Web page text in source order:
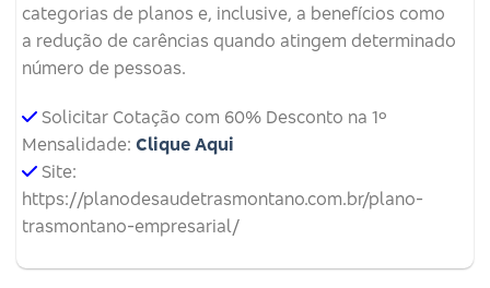
categorias de planos e, inclusive, a benefícios como
a redução de carências quando atingem determinado
número de pessoas.
Solicitar Cotação com 60% Desconto na 1º
Mensalidade: Clique Aqui
Site:
https://planodesaudetrasmontano.com.br/plano-
trasmontano-empresarial/